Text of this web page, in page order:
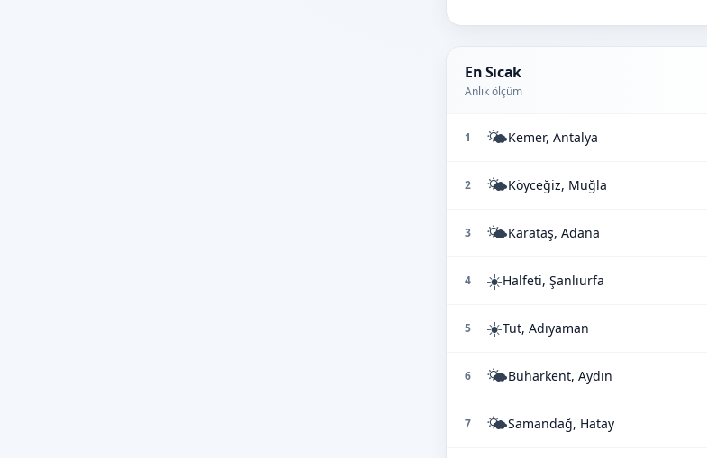
En Sıcak
Anlık ölçüm
1 🌤️Kemer, Antalya
2 🌤️Köyceğiz, Muğla
3 🌤️Karataş, Adana
4 ☀️Halfeti, Şanlıurfa
5 ☀️Tut, Adıyaman
6 🌤️Buharkent, Aydın
7 🌤️Samandağ, Hatay